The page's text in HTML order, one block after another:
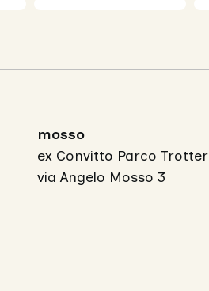
mosso
ex Convitto Parco Trotter
via Angelo Mosso 3